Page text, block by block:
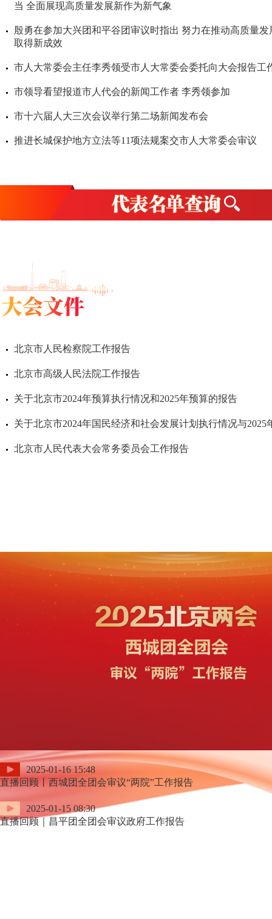
当 全面展现高质量发展新作为新气象
殷勇在参加大兴团和平谷团审议时指出 努力在推动高质量
取得新成效
市人大常委会主任李秀领受市人大常委会委托向大会报告工
市领导看望报道市人代会的新闻工作者 李秀领参加
市十六届人大三次会议举行第二场新闻发布会
推进长城保护地方立法等11项法规案交市人大常委会审议
北京市人民检察院工作报告
北京市高级人民法院工作报告
关于北京市2024年预算执行情况和2025年预算的报告
北京市人民代表大会常务委员会工作报告
2025-01-16 15:48
直播回顾丨西城团全团会审议“两院”工作报告
2025-01-15 08:30
直播回顾｜昌平团全团会审议政府工作报告